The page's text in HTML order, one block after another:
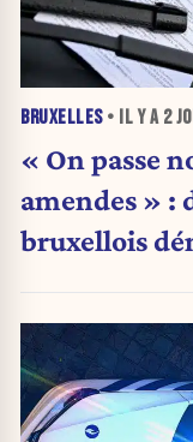
BRUXELLES• IL Y A 2
« On passe
amendes » :
bruxellois